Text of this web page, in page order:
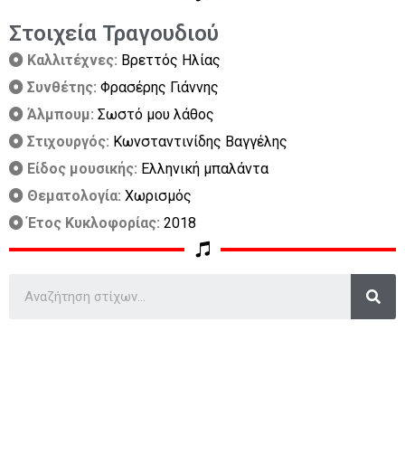
Στοιχεία Τραγουδιού
Καλλιτέχνες: Βρεττός Ηλίας
Συνθέτης: Φρασέρης Γιάννης
Άλμπουμ: Σωστό μου λάθος
Στιχουργός: Κωνσταντινίδης Βαγγέλης
Είδος μουσικής: Ελληνική μπαλάντα
Θεματολογία: Χωρισμός
Έτος Κυκλοφορίας: 2018